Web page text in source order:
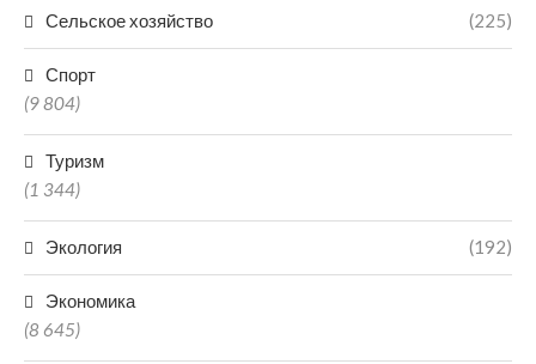
Сельское хозяйство (225)
Спорт
(9 804)
Туризм
(1 344)
Экология (192)
Экономика
(8 645)